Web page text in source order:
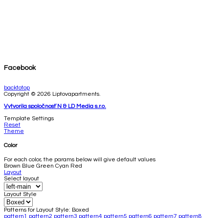
Facebook
backtotop
Copyright © 2026 Liptovapartments.
Vytvorila spoločnosť N & LD Media s.r.o.
Template Settings
Reset
Theme
Color
For each color, the params below will give default values
Brown Blue Green Cyan Red
Layout
Select layout
Layout Style
Patterns for Layout Style: Boxed
pattern1 pattern2 pattern3 pattern4 pattern5 pattern6 pattern7 pattern8